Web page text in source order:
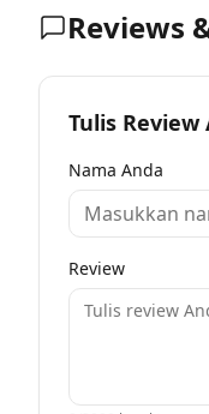
Reviews
Tulis Review
Nama Anda
Review